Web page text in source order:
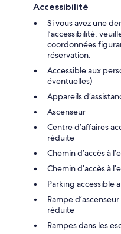
Accessibilité
Si vous avez une
l’accessibilité,
coordonnées
réservation.
Accessible aux
éventuelles)
Appareils
Ascenseur
Centre d’affaires
réduite
Chemin d’accès à
Chemin d’accès à
Parking accessible
Rampe
réduite
Rampes dans les